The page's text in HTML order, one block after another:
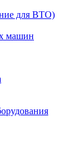
для ВТО)
машин